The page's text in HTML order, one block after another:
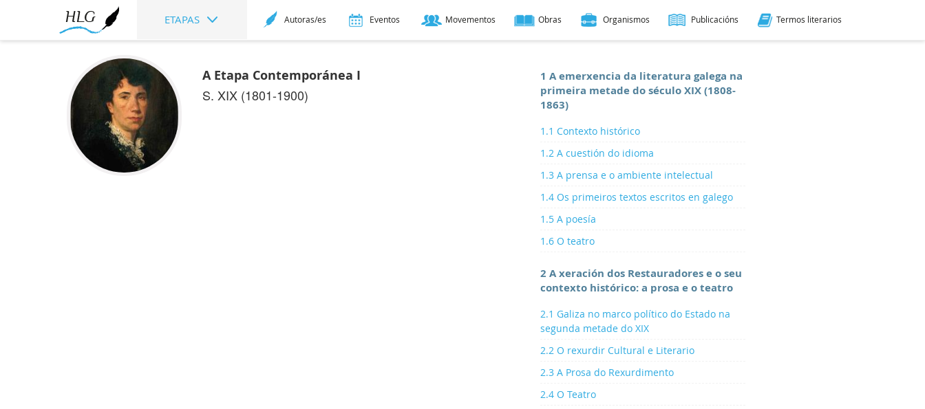
ETAPAS Autoras/es Eventos Movementos Obras Organismos Publicacións Termos literarios
A Etapa Contemporánea I
S. XIX (1801-1900)
1 A emerxencia da literatura galega na
primeira metade do século XIX (1808-
1863)
1.1 Contexto histórico
1.2 A cuestión do idioma
1.3 A prensa e o ambiente intelectual
1.4 Os primeiros textos escritos en galego
1.5 A poesía
1.6 O teatro
2 A xeración dos Restauradores e o seu
contexto histórico: a prosa e o teatro
2.1 Galiza no marco político do Estado na
segunda metade do XIX
2.2 O rexurdir Cultural e Literario
2.3 A Prosa do Rexurdimento
2.4 O Teatro